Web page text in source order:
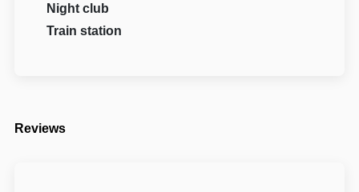
Night club
Train station
Reviews